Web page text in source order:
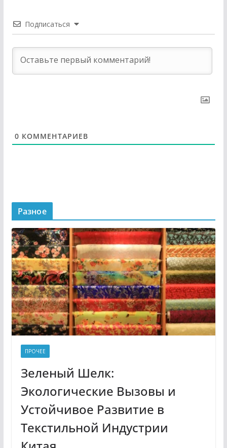
Подписаться
0 КОММЕНТАРИЕВ
Разное
ПРОЧЕЕ
Зеленый Шелк:
Экологические Вызовы и
Устойчивое Развитие в
Текстильной Индустрии